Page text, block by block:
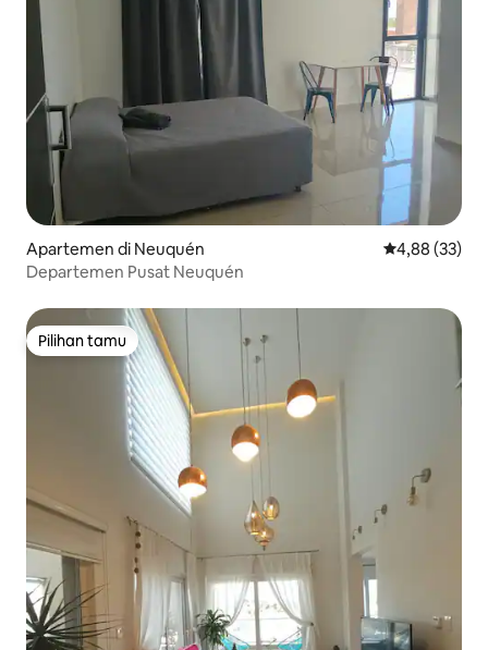
Apartemen di Neuquén Nilai rata-rata
4,88 (33)
Departemen Pusat Neuquén
Pilihan tamu
Pilihan tamu